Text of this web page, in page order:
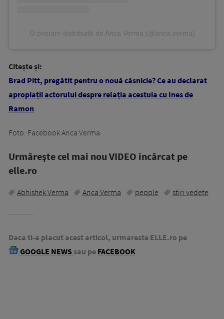
O postare distribuită de Anca Verma (@anca.verma)
Citește și:
Brad Pitt, pregătit pentru o nouă căsnicie? Ce au declarat
apropiații actorului despre relația acestuia cu Ines de
Ramon
Foto: Facebook Anca Verma
Urmăreşte cel mai nou VIDEO incărcat pe
elle.ro
Abhishek Verma Anca Verma people stiri vedete
Daca ti-a placut acest articol, urmareste ELLE.ro pe
GOOGLE NEWS sau pe FACEBOOK